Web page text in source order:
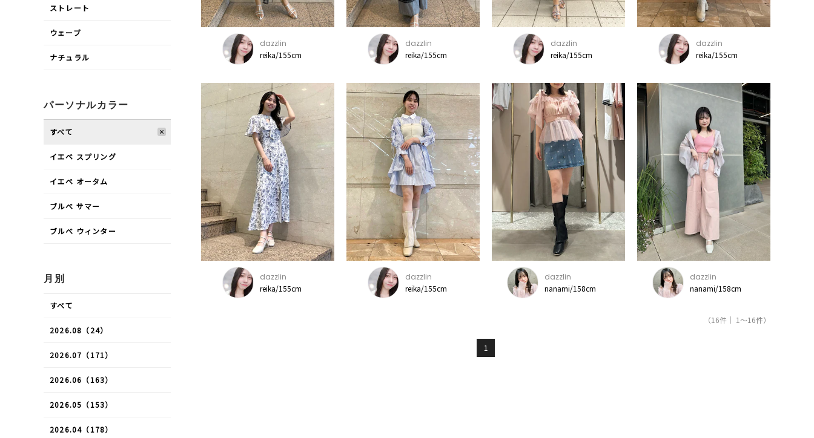
dazzlin
reika/155cm
dazzlin
reika/155cm
dazzlin
reika/155cm
dazzlin
reika/155cm
dazzlin
reika/155cm
dazzlin
reika/155cm
dazzlin
nanami/158cm
dazzlin
nanami/158cm
（16件｜ 1～16件）
1
ストレート
ウェーブ
ナチュラル
パーソナルカラー
すべて
イエベ スプリング
イエベ オータム
ブルべ サマー
ブルべ ウィンター
月別
すべて
2026.08（24）
2026.07（171）
2026.06（163）
2026.05（153）
2026.04（178）